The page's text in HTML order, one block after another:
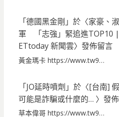
「德國黑金剛 」於〈家豪、
軍 「志強」緊追進TOP10
ETtoday 新聞雲〉發佈留言
黃金瑪卡 https://www.tw9…
「JO延時噴劑 」於〈[台南]
可能是詐騙或什麼的… 〉發
草本偉哥 https://www.tw9…